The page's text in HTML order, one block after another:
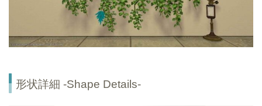
形状詳細 -Shape Details-